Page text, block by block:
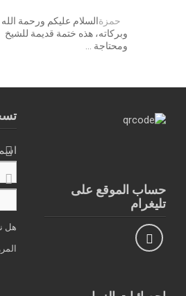
حمزةالسلام عليكم ورحمة الله
وبركاته، هذه ختمة قديمة للشيخ
ومحتاجة …
هل
حساب الموقع على
تليغرام